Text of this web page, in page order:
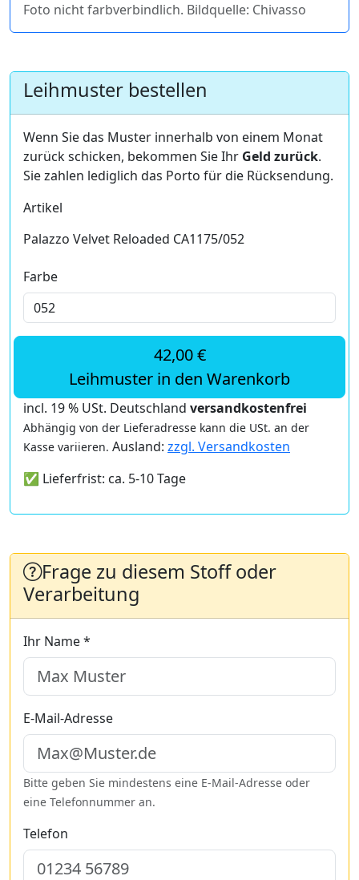
Foto nicht farbverbindlich. Bildquelle: Chivasso
Leihmuster bestellen
Wenn Sie das Muster innerhalb von einem Monat
zurück schicken, bekommen Sie Ihr Geld zurück.
Sie zahlen lediglich das Porto für die Rücksendung.
Artikel
Palazzo Velvet Reloaded CA1175/052
Farbe
42,00 €
Leihmuster in den Warenkorb
incl. 19 % USt. Deutschland versandkostenfrei
Abhängig von der Lieferadresse kann die USt. an der
Kasse variieren. Ausland: zzgl. Versandkosten
✅ Lieferfrist: ca. 5-10 Tage
Frage zu diesem Stoff oder
Verarbeitung
Ihr Name *
E-Mail-Adresse
Bitte geben Sie mindestens eine E-Mail-Adresse oder
eine Telefonnummer an.
Telefon